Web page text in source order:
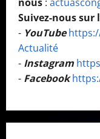
Suivez-nous sur
- YouTube
Actualité
- Instagram
- Facebook